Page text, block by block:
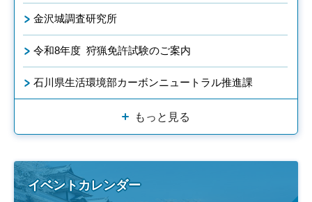
金沢城調査研究所
令和8年度 狩猟免許試験のご案内
石川県生活環境部カーボンニュートラル推進課
もっと見る
イベントカレンダー